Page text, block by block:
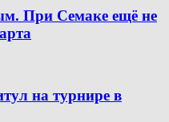
При Семаке ещё не
на турнире в